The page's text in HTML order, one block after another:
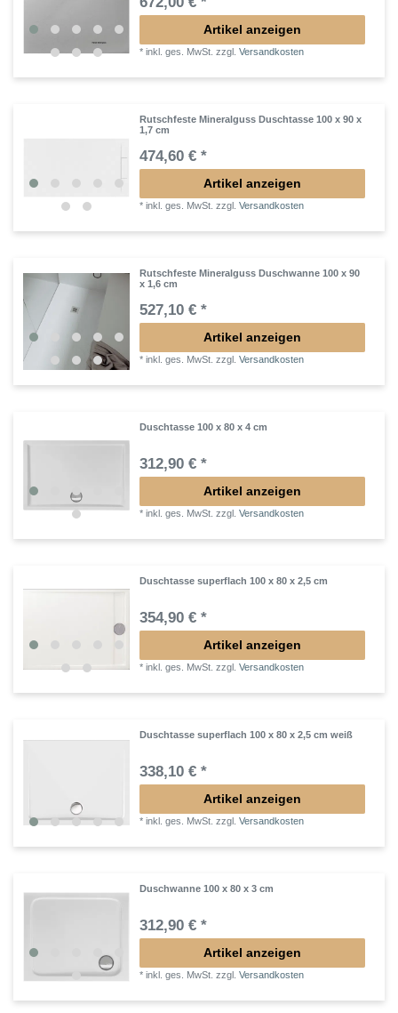
Artikel anzeigen
*inkl. ges. MwSt. zzgl.Versandkosten
Rutschfeste Mineralguss Duschtasse 100 x 90 x
1,7 cm
474,60 € *
Artikel anzeigen
*inkl. ges. MwSt. zzgl.Versandkosten
Rutschfeste Mineralguss Duschwanne 100 x 90
x 1,6 cm
527,10 € *
Artikel anzeigen
*inkl. ges. MwSt. zzgl.Versandkosten
Duschtasse 100 x 80 x 4 cm
312,90 € *
Artikel anzeigen
*inkl. ges. MwSt. zzgl.Versandkosten
Duschtasse superflach 100 x 80 x 2,5 cm
354,90 € *
Artikel anzeigen
*inkl. ges. MwSt. zzgl.Versandkosten
Duschtasse superflach 100 x 80 x 2,5 cm weiß
338,10 € *
Artikel anzeigen
*inkl. ges. MwSt. zzgl.Versandkosten
Duschwanne 100 x 80 x 3 cm
312,90 € *
Artikel anzeigen
*inkl. ges. MwSt. zzgl.Versandkosten